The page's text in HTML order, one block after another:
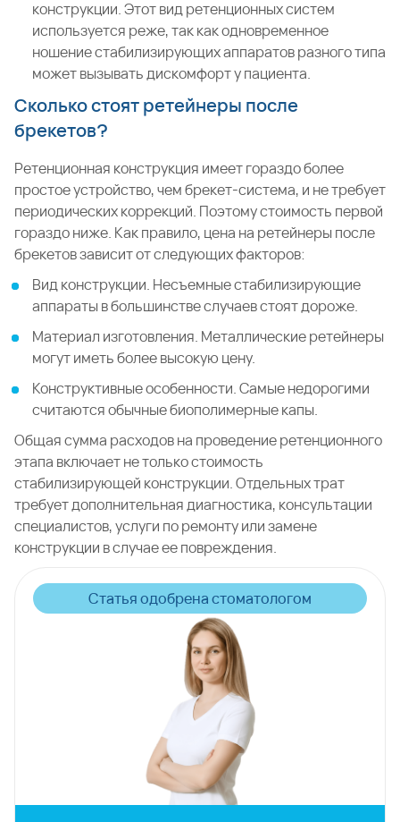
конструкции. Этот вид ретенционных систем
используется реже, так как одновременное
ношение стабилизирующих аппаратов разного типа
может вызывать дискомфорт у пациента.
Сколько стоят ретейнеры после
брекетов?
Ретенционная конструкция имеет гораздо более
простое устройство, чем брекет-система, и не требует
периодических коррекций. Поэтому стоимость первой
гораздо ниже. Как правило, цена на ретейнеры после
брекетов зависит от следующих факторов:
Вид конструкции. Несъемные стабилизирующие
аппараты в большинстве случаев стоят дороже.
Материал изготовления. Металлические ретейнеры
могут иметь более высокую цену.
Конструктивные особенности. Самые недорогими
считаются обычные биополимерные капы.
Общая сумма расходов на проведение ретенционного
этапа включает не только стоимость
стабилизирующей конструкции. Отдельных трат
требует дополнительная диагностика, консультации
специалистов, услуги по ремонту или замене
конструкции в случае ее повреждения.
Статья одобрена стоматологом